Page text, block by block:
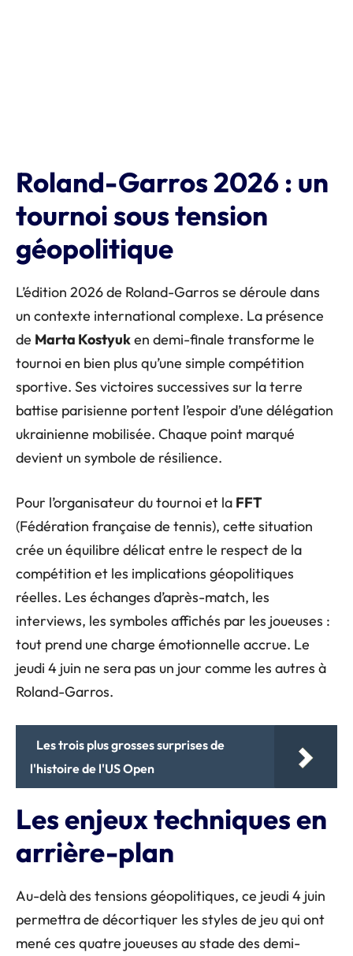
Roland-Garros 2026 : un
tournoi sous tension
géopolitique
L’édition 2026 de Roland-Garros se déroule dans
un contexte international complexe. La présence
de Marta Kostyuken demi-finale transforme le
tournoi en bien plus qu’une simple compétition
sportive. Ses victoires successives sur la terre
battise parisienne portent l’espoir d’une délégation
ukrainienne mobilisée. Chaque point marqué
devient un symbole de résilience.
Pour l’organisateur du tournoi et la FFT
(Fédération française de tennis), cette situation
crée un équilibre délicat entre le respect de la
compétition et les implications géopolitiques
réelles. Les échanges d’après-match, les
interviews, les symboles affichés par les joueuses :
tout prend une charge émotionnelle accrue. Le
jeudi 4 juin ne sera pas un jour comme les autres à
Roland-Garros.
Les trois plus grosses surprises de
l'histoire de l'US Open
Les enjeux techniques en
arrière-plan
Au-delà des tensions géopolitiques, ce jeudi 4 juin
permettra de décortiquer les styles de jeu qui ont
mené ces quatre joueuses au stade des demi-